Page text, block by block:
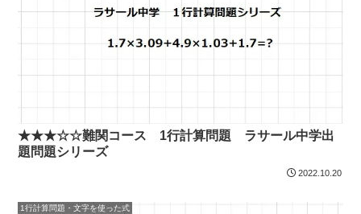
★★★☆☆難関コース 1行計算問題 ラサール中学出
題問題シリーズ
2022.10.20
1行計算問題・文字を使った式